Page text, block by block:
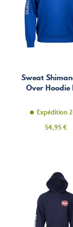
Sweat
Over Hoodie
Expédition
Prix
54,95 €